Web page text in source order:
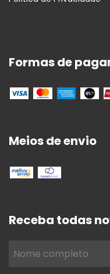
Formas de
Meios de envio
Receba todas